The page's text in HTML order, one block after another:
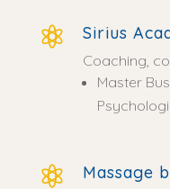
 Sirius
Coaching,
Master
 Massage